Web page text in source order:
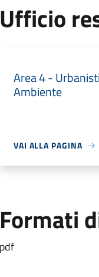
Ufficio
Area 4 -
Ambiente
VAI ALLA PAGINA
Formati
pdf